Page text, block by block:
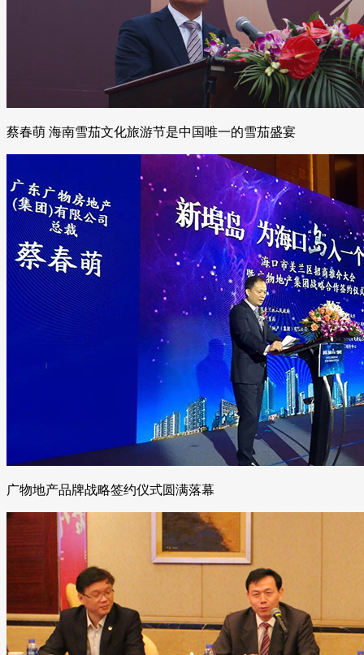
蔡春萌 海南雪茄文化旅游节是中国唯一的雪茄盛宴
广物地产品牌战略签约仪式圆满落幕